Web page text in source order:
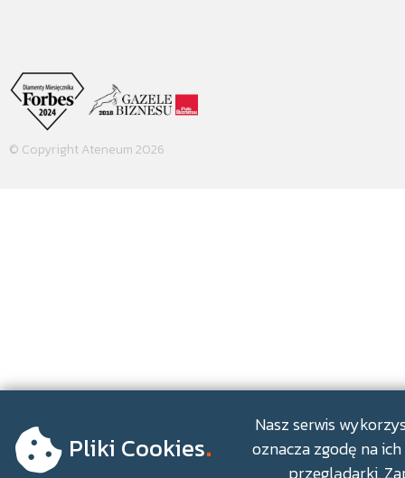
© Copyright Ateneum 2026
Pliki Cookies.
Nasz serwis
oznacza zgodę na
przeglądarki.